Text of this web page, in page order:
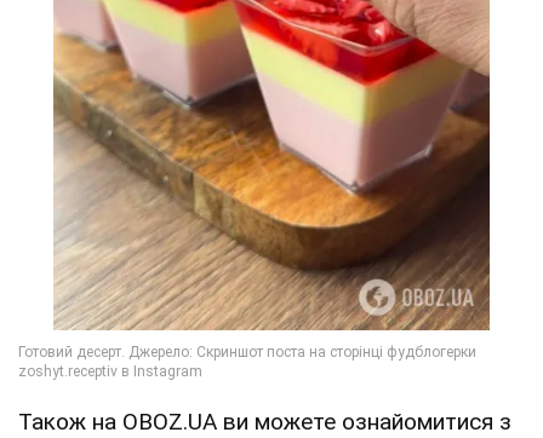
Також на OBOZ.UA ви можете ознайомитися з